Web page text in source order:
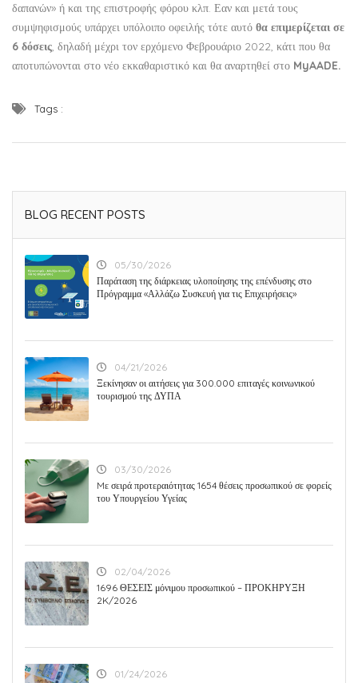
δαπανών» ή και της επιστροφής φόρου κλπ. Εαν και μετά τους
συμψηφισμούς υπάρχει υπόλοιπο οφειλής τότε αυτό θα επιμερίζεται σε
6 δόσεις, δηλαδή μέχρι τον ερχόμενο Φεβρουάριο 2022, κάτι που θα
αποτυπώνονται στο νέο εκκαθαριστικό και θα αναρτηθεί στο MyAADE.
Tags :
BLOG RECENT POSTS
05/30/2026
Παράταση της διάρκειας υλοποίησης της επένδυσης στο
Πρόγραμμα «Αλλάζω Συσκευή για τις Επιχειρήσεις»
04/21/2026
Ξεκίνησαν οι αιτήσεις για 300.000 επιταγές κοινωνικού
τουρισμού της ΔΥΠΑ
03/30/2026
Mε σειρά προτεραιότητας 1654 θέσεις προσωπικού σε φορείς
του Υπουργείου Υγείας
02/04/2026
1696 ΘΕΣΕΙΣ μόνιμου προσωπικού – ΠΡΟΚΗΡΥΞΗ
2K/2026
01/24/2026